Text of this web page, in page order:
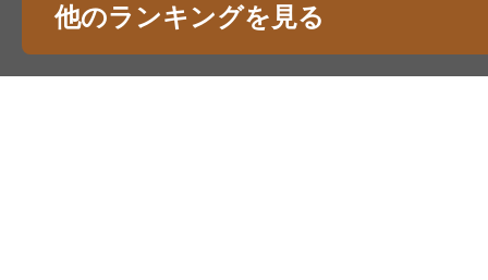
他のランキングを見る